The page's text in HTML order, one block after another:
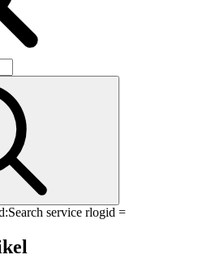
Search service rlogid =